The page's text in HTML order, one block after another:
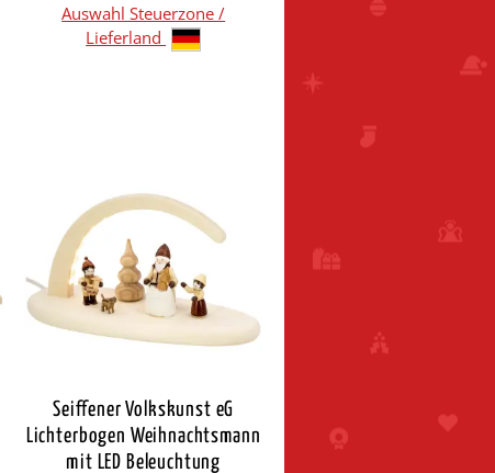
Auswahl Steuerzone /
Lieferland
Seiffener Volkskunst eG
Lichterbogen Weihnachtsmann
mit LED Beleuchtung